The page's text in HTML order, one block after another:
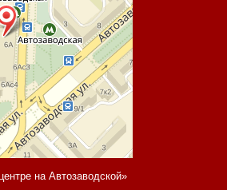
на Автозаводской»